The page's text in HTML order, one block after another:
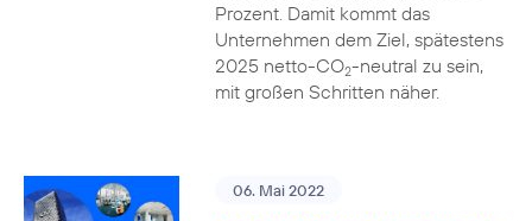
Prozent. Damit kommt das
Unternehmen dem Ziel, spätestens
2025 netto-CO2-neutral zu sein,
mit großen Schritten näher.
06. Mai 2022